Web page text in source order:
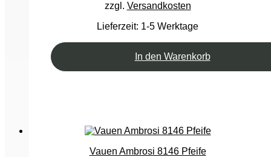
zzgl. Versandkosten
Lieferzeit: 1-5 Werktage
In den Warenkorb
Vauen Ambrosi 8146 Pfeife